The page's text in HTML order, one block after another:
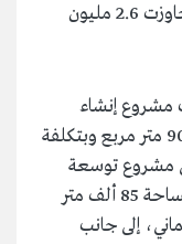
المرتبطة به بطول 2.2 كيلومتر وبتكلفة تجاوزت 2.6 مليون
مشروع إنشاء
واجهة مجيس البحرية على مساحة 9000 متر مربع وبتكلفة
إلى مشروع توسعة
مجمع بيع السيارات بولاية صحار على مساحة 85 ألف متر
ريال عُماني، إلى جانب